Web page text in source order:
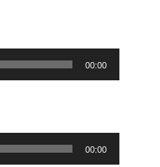
00:00
00:00